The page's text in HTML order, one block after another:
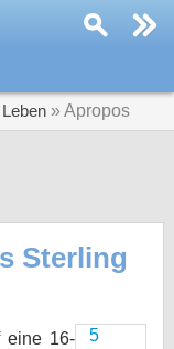
» Apropos
Sterling
5
eine 16-